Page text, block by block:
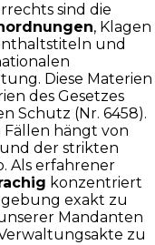
sind die
, Klagen
und
Diese Materien
des Gesetzes
Schutz (Nr. 6458).
Fällen hängt von
der strikten
Als erfahrener
konzentriert
exakt zu
Mandanten
zu